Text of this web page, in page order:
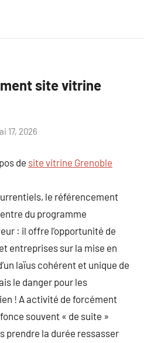
site vitrine
17, 2026
de site vitrine Grenoble
le référencement
du programme
: il offre l’opportunité de
entreprises sur la mise en
laïus cohérent et unique de
le danger pour les
! A activité de forcément
souvent « de suite »
prendre la durée ressasser